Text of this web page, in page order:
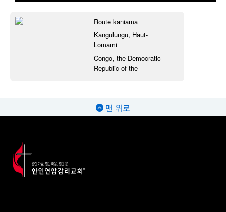
Route kaniama
Kangulungu, Haut-
Lomami
Congo, the Democratic
Republic of the
맨 위로